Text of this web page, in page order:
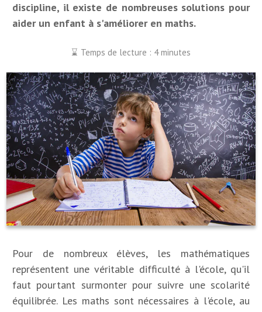
discipline, il existe de nombreuses solutions pour
aider un enfant à s'améliorer en maths.
Temps de lecture : 4 minutes
Pour de nombreux élèves, les mathématiques
représentent une véritable difficulté à l'école, qu'il
faut pourtant surmonter pour suivre une scolarité
équilibrée. Les maths sont nécessaires à l'école, au